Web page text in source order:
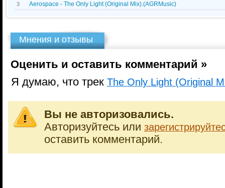
3 Aerospace - The Only Light (Original Mix).(AGRMusic)
Мнения и отзывы
Оценить и оставить комментарий »
Я думаю, что трек The Only Light (Original
Вы не авторизовались.
Авторизуйтесь или
оставить комментарий.